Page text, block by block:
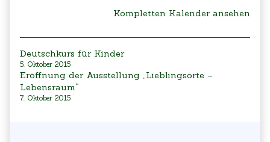
Kompletten Kalender ansehen
Beitragsnavigation
Deutschkurs für Kinder
5. Oktober 2015
Eröffnung der Ausstellung „Lieblingsorte –
Lebensraum“
7. Oktober 2015